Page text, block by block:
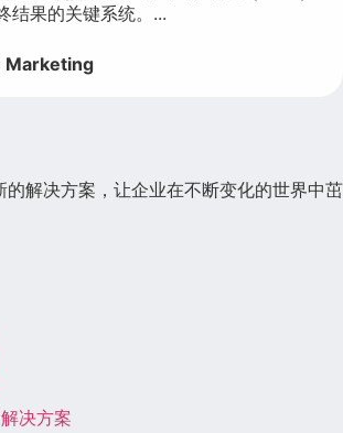
结果的关键系统。...
Marketing
的解决方案，让企业在不断变化的世界中茁
决方案